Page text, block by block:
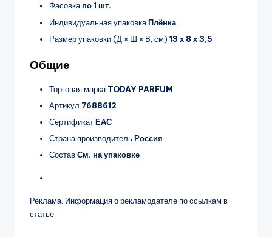
Фасовкапо 1 шт.
Индивидуальная упаковкаПлёнка
Размер упаковки (Д × Ш × В, см) 13 х 8 х 3,5
Общие
Торговая марка TODAY PARFUM
Артикул 7688612
СертификатЕАС
Страна производительРоссия
СоставСм. на упаковке
Реклама. Информация о рекламодателе по ссылкам в
статье.